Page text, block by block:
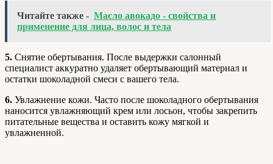
Читайте также - Масло авокадо - свойства и
применение для лица, волос и тела
5. Снятие обертывания. После выдержки салонный
специалист аккуратно удаляет обертывающий материал и
остатки шоколадной смеси с вашего тела.
6. Увлажнение кожи. Часто после шоколадного обертывания
наносится увлажняющий крем или лосьон, чтобы закрепить
питательные вещества и оставить кожу мягкой и
увлажненной.